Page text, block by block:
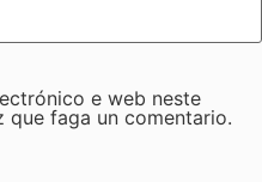
e web neste
que faga un comentario.